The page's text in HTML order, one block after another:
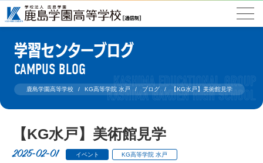
学習センターブログ
CAMPUS BLOG
鹿島学園高等学校 KG高等学院 水戸 ブログ 【KG水戸】美術館見学
【KG水戸】美術館見学
2025-02-01 イベント KG高等学院 水戸